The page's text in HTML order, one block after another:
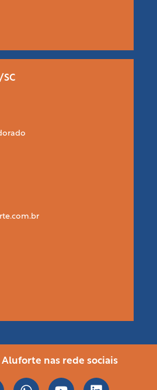
SC
nas rede sociais